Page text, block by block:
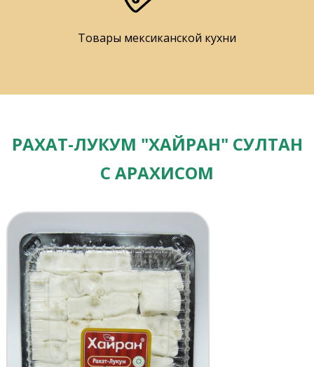
Товары мексиканской кухни
РАХАТ-ЛУКУМ "ХАЙРАН" СУЛТАН
С АРАХИСОМ